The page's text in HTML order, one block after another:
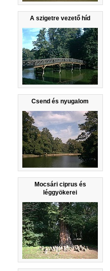
A szigetre vezető híd
Csend és nyugalom
Mocsári ciprus és
léggyökerei